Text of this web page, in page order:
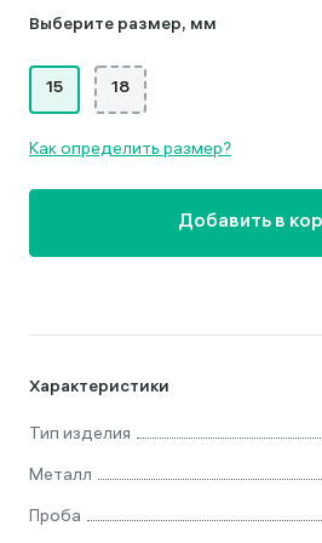
Характеристики
Тип изделия
Металл
Проба
Выберите размер, мм
15 18
Как определить размер?
Добавить в